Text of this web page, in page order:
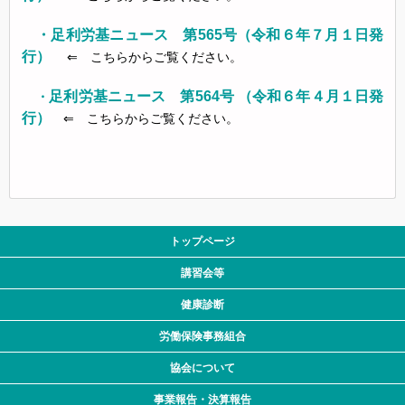
・ 足利労基ニュース 第565号（令和６年７月１日発
行）
⇐ こちらからご覧ください。
・ 足利労基ニュース 第564号 （令和６年４月１日発
行）
⇐ こちらからご覧ください。
トップページ
講習会等
健康診断
労働保険事務組合
協会について
事業報告・決算報告